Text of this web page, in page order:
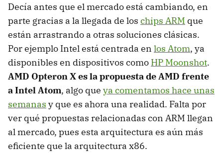
Decía antes que el mercado está cambiando, en
parte gracias a la llegada de los chips ARM que
están arrastrando a otras soluciones clásicas.
Por ejemplo Intel está centrada en los Atom, ya
disponibles en dispositivos como HP Moonshot.
AMD Opteron X es la propuesta de AMD frente
a Intel Atom, algo que ya comentamos hace unas
semanas y que es ahora una realidad. Falta por
ver qué propuestas relacionadas con ARM llegan
al mercado, pues esta arquitectura es aún más
eficiente que la arquitectura x86.